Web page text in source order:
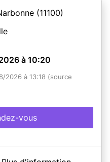
plus
(11100)
à 10:20
2026 à 13:18 (source
vous